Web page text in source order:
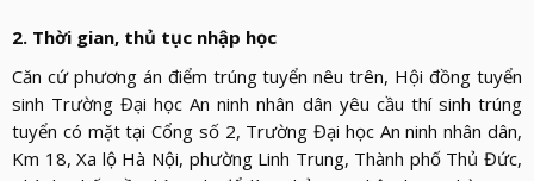
KHOA
DỰNG
LỰC
LƯỢNG
THƯ
VIỆN
ẢNH
THƯ
VIỆN
VIDEO
LIÊN
2. Thời gian, thủ tục nhập học
Căn cứ phương án điểm trúng tuyển nêu trên, Hội đồng tuyển
sinh Trường Đại học An ninh nhân dân yêu cầu thí sinh trúng
tuyển có mặt tại Cổng số 2, Trường Đại học An ninh nhân dân,
Km 18, Xa lộ Hà Nội, phường Linh Trung, Thành phố Thủ Đức,